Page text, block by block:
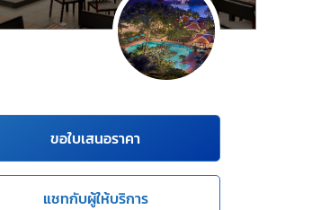
ขอใบเสนอราคา
แชทกับผู้ให้บริการ